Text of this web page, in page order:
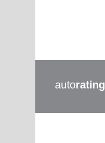
autorating